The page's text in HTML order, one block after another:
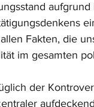
Fakten, die
im gesamten
der